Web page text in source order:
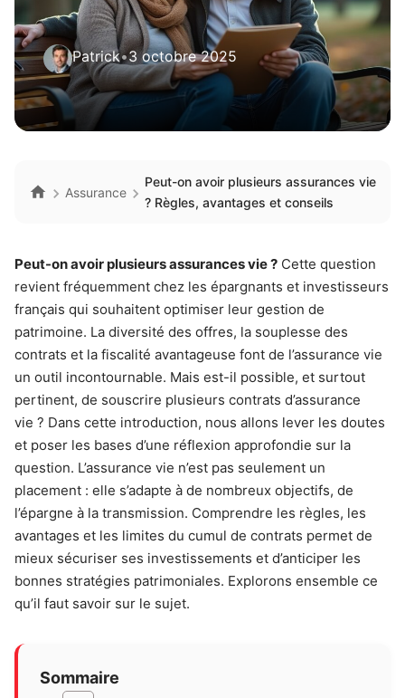
Patrick•3 octobre 2025
Assurance
Peut-on avoir plusieurs assurances vie
? Règles, avantages et conseils
Peut-on avoir plusieurs assurances vie ? Cette question
revient fréquemment chez les épargnants et investisseurs
français qui souhaitent optimiser leur gestion de
patrimoine. La diversité des offres, la souplesse des
contrats et la fiscalité avantageuse font de l’assurance vie
un outil incontournable. Mais est-il possible, et surtout
pertinent, de souscrire plusieurs contrats d’assurance
vie ? Dans cette introduction, nous allons lever les doutes
et poser les bases d’une réflexion approfondie sur la
question. L’assurance vie n’est pas seulement un
placement : elle s’adapte à de nombreux objectifs, de
l’épargne à la transmission. Comprendre les règles, les
avantages et les limites du cumul de contrats permet de
mieux sécuriser ses investissements et d’anticiper les
bonnes stratégies patrimoniales. Explorons ensemble ce
qu’il faut savoir sur le sujet.
Sommaire